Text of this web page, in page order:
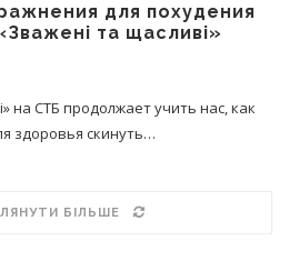
для похудения
та щасливі»
на СТБ продолжает учить нас, как
здоровья скинуть…
БІЛЬШЕ